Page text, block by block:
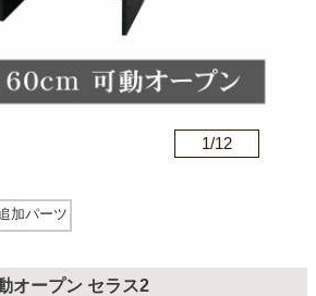
1/12
加パーツ
オープン セラス2